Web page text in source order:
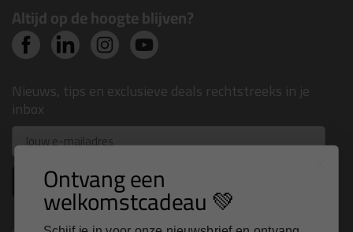
Altijd op de hoogte blijven?
Nieuws, tips en exclusieve deals rechtstreeks in je
inbox
Email
Inschrijven
Ontvang een
welkomstcadeau 💚